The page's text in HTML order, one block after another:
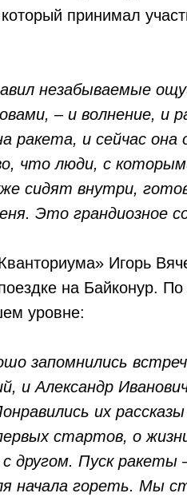
принимал
незабываемые
– и волнение, и
ракета, и сейчас
что люди, с
сидят внутри,
Это грандиозное
Игорь
на Байконур.
уровне:
запомнились
и Александр
их
стартов, о
с другом. Пуск
начала гореть. Мы